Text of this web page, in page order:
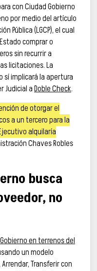
con Ciudad Gobierno
por medio del artículo
Pública (LGCP), el cual
comprar o
sin recurrir a
licitaciones. La
implicará la apertura
Judicial aDoble Check.
de otorgar el
a un tercero para la
alquilaría
Chaves Robles
busca
no
en terrenos del
un modelo
Transferir con